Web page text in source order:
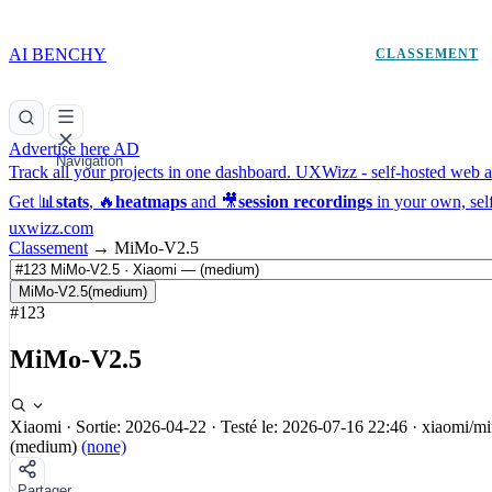
AI BENCHY CLASSEMENT
Navigation
Advertise here AD
Track all your projects in one dashboard. UXWizz - self-hosted web
Get 📊 stats, 🔥heatmaps and 🎥session recordings in your own,
uxwizz.com
Classement → MiMo-V2.5
MiMo-V2.5(medium)
#123
MiMo-V2.5
Xiaomi · Sortie: 2026-04-22 · Testé le: 2026-07-16 22:46 · xiaomi/
(medium) (none)